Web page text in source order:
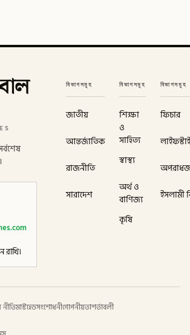
রাখি।
বিভাগসমূহ
জাতীয়
আন্তর্জাতিক
রাজনীতি
সারাদেশ
বিভাগসমূহ
শিক্ষা
ও
সাহিত্য
স্বাস্থ্য
অর্থ ও
বাণিজ্য
কৃষি
বিভাগসমূহ
ফিচার
ইসলামী
মাস্টহেডসংশোধনীগোপনীয়তাশর্তাবলী